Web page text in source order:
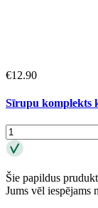
€12.90
Sīrupu komplekts
Šie papildus
Jums vēl iespējams